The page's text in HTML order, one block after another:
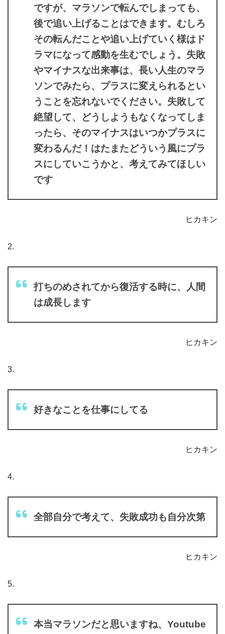
ですが、マラソンで転んでしまっても、
後で追い上げることはできます。むしろ
その転んだことや追い上げていく様はド
ラマになって感動を生むでしょう。失敗
やマイナスな出来事は、長い人生のマラ
ソンでみたら、プラスに変えられるとい
うことを忘れないでください。失敗して
絶望して、どうしようもなくなってしま
ったら、そのマイナスはいつかプラスに
変わるんだ！はたまたどういう風にプラ
スにしていこうかと、考えてみてほしい
です
ヒカキン
2.
打ちのめされてから復活する時に、人間
は成長します
ヒカキン
3.
好きなことを仕事にしてる
ヒカキン
4.
全部自分で考えて、失敗成功も自分次第
ヒカキン
5.
本当マラソンだと思いますね、Youtube